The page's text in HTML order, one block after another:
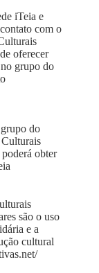
iTeia e
com o
oferecer
grupo do
do
obter
são o uso
e a
cultural